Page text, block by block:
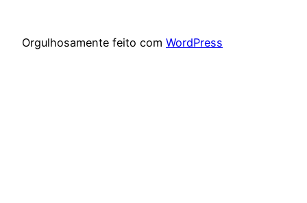
Orgulhosamente feito com WordPress